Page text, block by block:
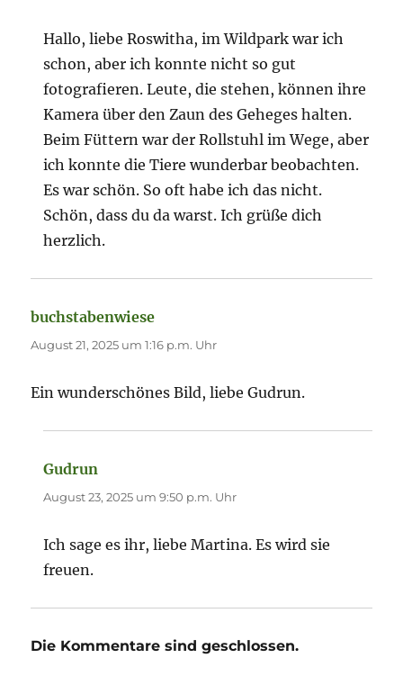
Hallo, liebe Roswitha, im Wildpark war ich
schon, aber ich konnte nicht so gut
fotografieren. Leute, die stehen, können ihre
Kamera über den Zaun des Geheges halten.
Beim Füttern war der Rollstuhl im Wege, aber
ich konnte die Tiere wunderbar beobachten.
Es war schön. So oft habe ich das nicht.
Schön, dass du da warst. Ich grüße dich
herzlich.
buchstabenwiese
August 21, 2025 um 1:16 p.m. Uhr
Ein wunderschönes Bild, liebe Gudrun.
Gudrun
August 23, 2025 um 9:50 p.m. Uhr
Ich sage es ihr, liebe Martina. Es wird sie
freuen.
Die Kommentare sind geschlossen.